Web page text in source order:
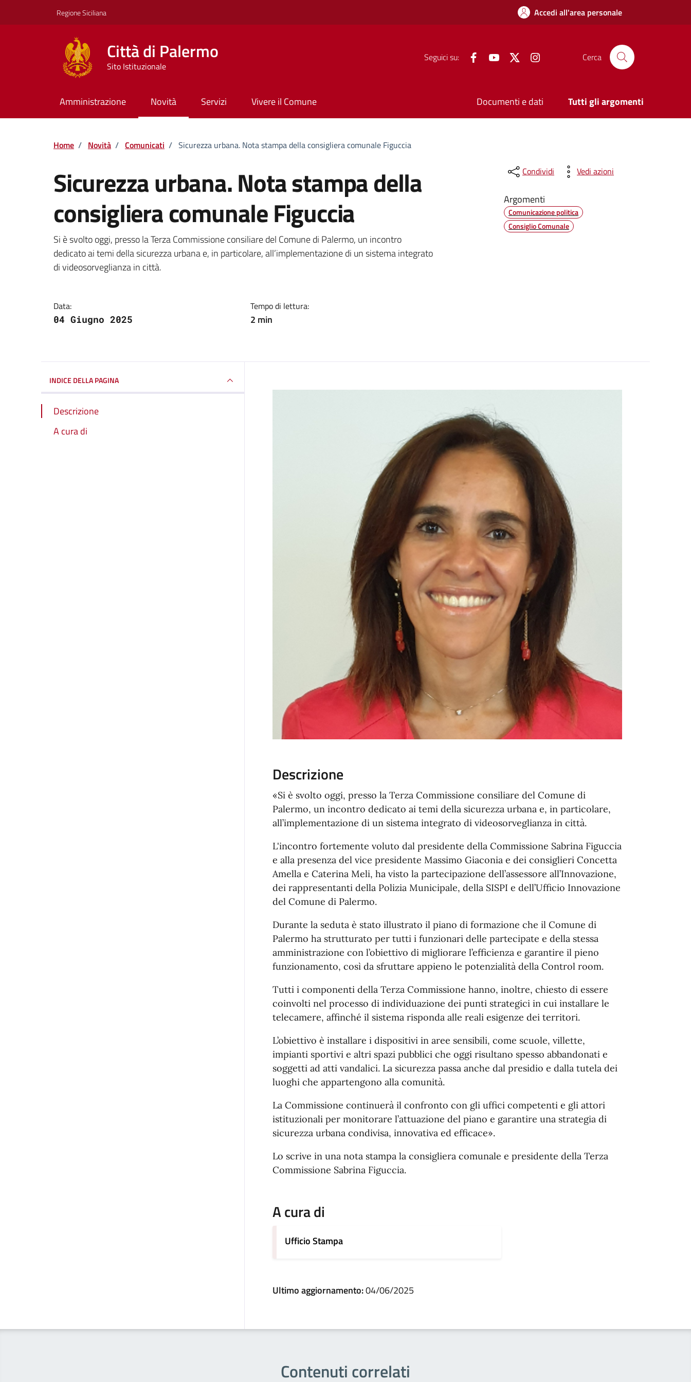
Regione Siciliana Accedi all'area personale
Città di Palermo
Sito Istituzionale
Seguici su: FacebookYouTube Twitter Cerca
Amministrazione Novità Servizi Vivere il Comune Documenti e dati Tutti gli argomenti
Home / Novità / Comunicati / Sicurezza urbana. Nota stampa della consigliera comunale Figuccia
Sicurezza urbana. Nota stampa della
consigliera comunale Figuccia
Dettagli della notizia
Si è svolto oggi, presso la Terza Commissione consiliare del Comune di Palermo, un incontro
dedicato ai temi della sicurezza urbana e, in particolare, all’implementazione di un sistema integrato
di videosorveglianza in città.
Data:
04 Giugno 2025
Tempo di lettura:
2 min
Condividi Vedi azioni
Argomenti
Comunicazione politica
Consiglio Comunale
INDICE DELLA PAGINA
Descrizione
A cura di
Descrizione
«Si è svolto oggi, presso la Terza Commissione consiliare del Comune di
Palermo, un incontro dedicato ai temi della sicurezza urbana e, in particolare,
all’implementazione di un sistema integrato di videosorveglianza in città.
L'incontro fortemente voluto dal presidente della Commissione Sabrina Figuccia
e alla presenza del vice presidente Massimo Giaconia e dei consiglieri Concetta
Amella e Caterina Meli, ha visto la partecipazione dell’assessore all’Innovazione,
dei rappresentanti della Polizia Municipale, della SISPI e dell’Ufficio Innovazione
del Comune di Palermo.
Durante la seduta è stato illustrato il piano di formazione che il Comune di
Palermo ha strutturato per tutti i funzionari delle partecipate e della stessa
amministrazione con l’obiettivo di migliorare l’efficienza e garantire il pieno
funzionamento, così da sfruttare appieno le potenzialità della Control room.
Tutti i componenti della Terza Commissione hanno, inoltre, chiesto di essere
coinvolti nel processo di individuazione dei punti strategici in cui installare le
telecamere, affinché il sistema risponda alle reali esigenze dei territori.
L’obiettivo è installare i dispositivi in aree sensibili, come scuole, villette,
impianti sportivi e altri spazi pubblici che oggi risultano spesso abbandonati e
soggetti ad atti vandalici. La sicurezza passa anche dal presidio e dalla tutela dei
luoghi che appartengono alla comunità.
La Commissione continuerà il confronto con gli uffici competenti e gli attori
istituzionali per monitorare l’attuazione del piano e garantire una strategia di
sicurezza urbana condivisa, innovativa ed efficace».
Lo scrive in una nota stampa la consigliera comunale e presidente della Terza
Commissione Sabrina Figuccia.
A cura di
Ufficio Stampa
Ultimo aggiornamento:04/06/2025
Contenuti correlati